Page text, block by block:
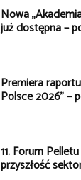
Nowa
już dostępna –
Premiera
Polsce 2026” –
11. Forum
przyszłość